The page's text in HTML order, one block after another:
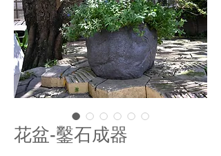
花盆-鑿石成器